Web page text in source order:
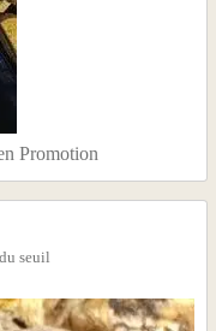
Promotion
seuil